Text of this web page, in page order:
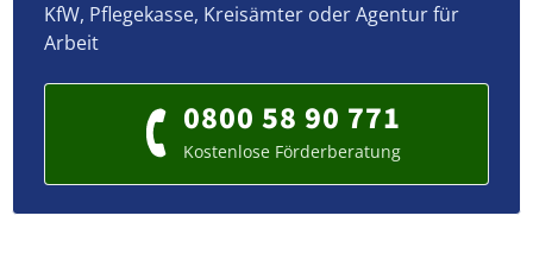
KfW, Pflegekasse, Kreisämter oder Agentur für
Arbeit
0800 58 90 771
Kostenlose Förderberatung